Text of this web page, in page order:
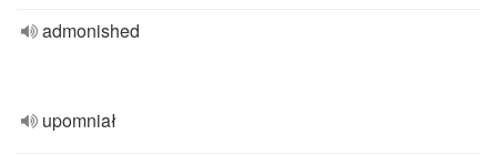
admonished
upomniał